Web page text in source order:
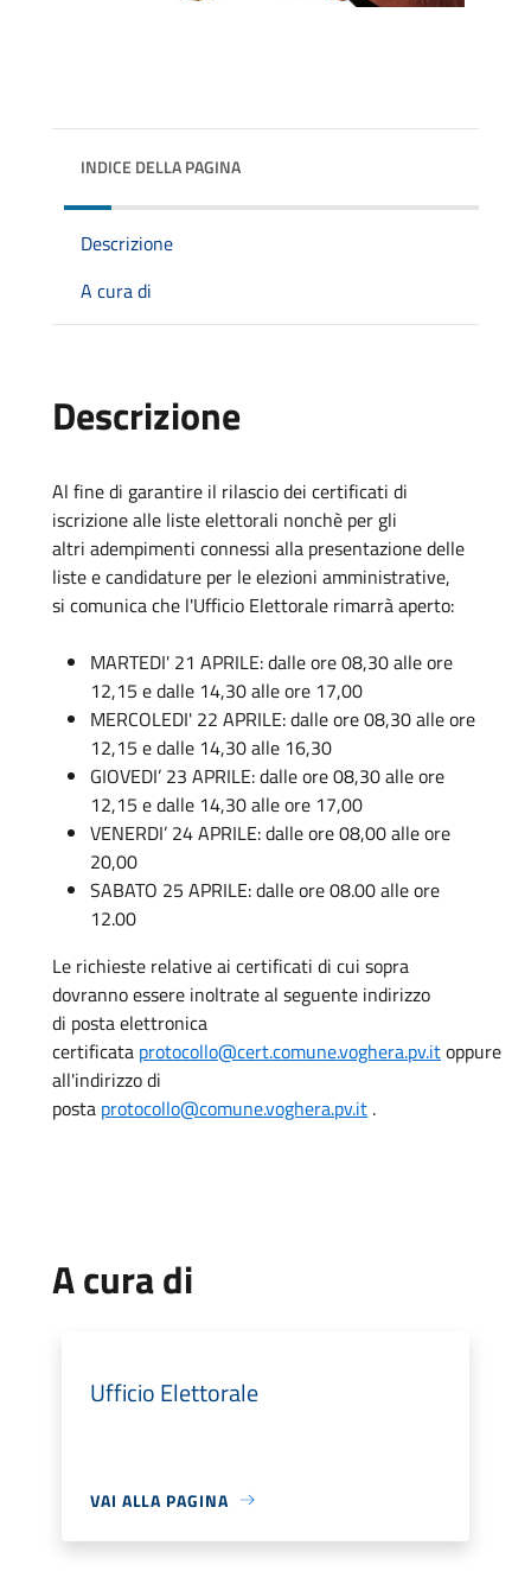
INDICE DELLA PAGINA
Descrizione
A cura di
Descrizione
Al fine di garantire il rilascio dei certificati di
iscrizione alle liste elettorali nonchè per gli
altri adempimenti connessi alla presentazione delle
liste e candidature per le elezioni amministrative,
si comunica che l'Ufficio Elettorale rimarrà aperto:
MARTEDI' 21 APRILE: dalle ore 08,30 alle ore
12,15 e dalle 14,30 alle ore 17,00
MERCOLEDI' 22 APRILE: dalle ore 08,30 alle ore
12,15 e dalle 14,30 alle 16,30
GIOVEDI’ 23 APRILE: dalle ore 08,30 alle ore
12,15 e dalle 14,30 alle ore 17,00
VENERDI’ 24 APRILE: dalle ore 08,00 alle ore
20,00
SABATO 25 APRILE: dalle ore 08.00 alle ore
12.00
Le richieste relative ai certificati di cui sopra
dovranno essere inoltrate al seguente indirizzo
di posta elettronica
certificata protocollo@cert.comune.voghera.pv.itoppure
all'indirizzo di
posta protocollo@comune.voghera.pv.it .
A cura di
Ufficio Elettorale
VAI ALLA PAGINA